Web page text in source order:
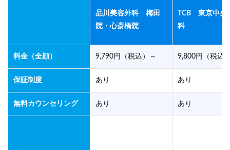
品川美容外科 梅田
院・心斎橋院
TCB 東京中央
科
料金（全顔） 9,790円（税込）～ 9,800円（税込
保証制度 あり あり
無料カウンセリング あり あり